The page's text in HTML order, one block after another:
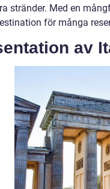
stränder. Med en
för många
av